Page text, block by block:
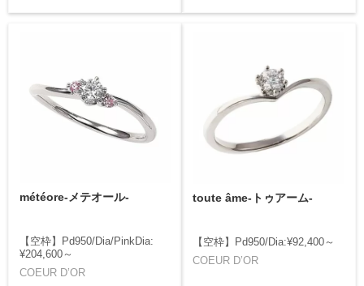
météore-メテオール-
【空枠】Pd950/Dia/PinkDia:
¥204,600～
COEUR D’OR
toute âme-トゥアーム-
【空枠】Pd950/Dia:¥92,400～
COEUR D’OR